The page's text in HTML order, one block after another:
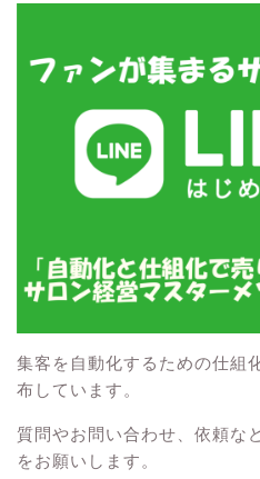
集客を自動化するための仕組
布しています。
質問やお問い合わせ、依頼な
をお願いします。